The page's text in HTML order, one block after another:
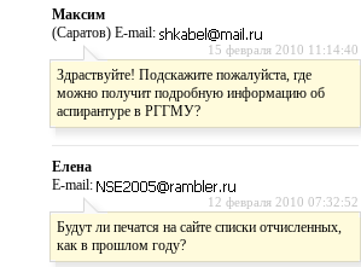
Максим
(Саратов) E-mail:
15 февраля 2010 11:14:40
Здраствуйте! Подскажите пожалуйста, где
можно получит подробную информацию об
аспирантуре в РГГМУ?
Елена
E-mail:
12 февраля 2010 07:32:52
Будут ли печатся на сайте списки отчисленных,
как в прошлом году?